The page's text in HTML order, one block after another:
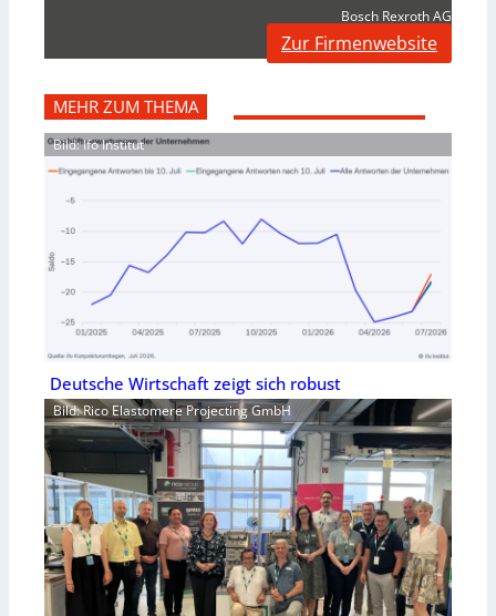
Bosch Rexroth AG
Zur Firmenwebsite
MEHR ZUM THEMA
Bild: Ifo Institut
Deutsche Wirtschaft zeigt sich robust
Bild: Rico Elastomere Projecting GmbH